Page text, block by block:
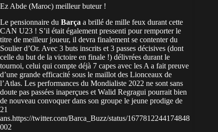
Ez Abde (Maroc) meilleur buteur !
Le pensionnaire du Barça a brillé de mille feux durant cette
CAN U23 ! S’il était également pressenti pour remporter le
titre de meilleur joueur, il devra finalement se contenter du
Soulier d’Or. Avec 3 buts inscrits et 3 passes décisives (dont
celle du but de la victoire en finale !) délivrées durant le
tournoi, celui qui compte déjà 7 capes avec les A a fait preuve
d’une grande efficacité sous le maillot des Lionceaux de
l’Atlas. Les performances du Mondialiste 2022 ne sont sans
doute pas passées inaperçues et Walid Regragui pourrait bien
de nouveau convoquer dans son groupe le jeune prodige de
21
ans.https://twitter.com/Barca_Buzz/status/1677812244174848
002